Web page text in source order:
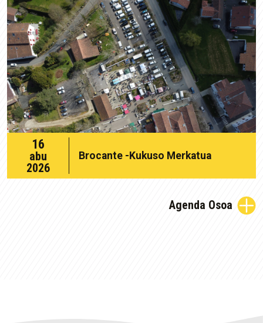
16
abu
2026
16
abuztua
Brocante -Kukuso Merkatua
Agenda Osoa